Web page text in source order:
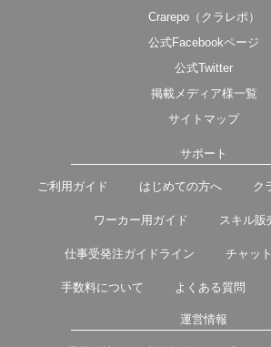
Crarepo（クラレポ）
公式Facebookページ
公式Twitter
掲載メディア様一覧
サイトマップ
サポート
ご利用ガイド はじめての方へ ク
ワーカー用ガイド スキル販
仕事受発注ガイドライン チャッ
手数料について よくある質問
運営情報